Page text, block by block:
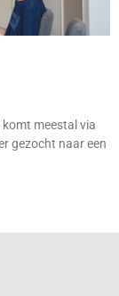
meestal via
gezocht naar een